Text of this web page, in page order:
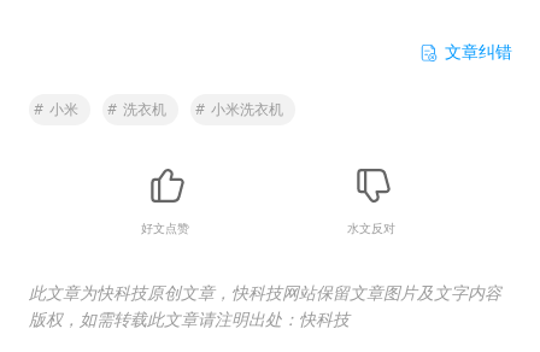
文章纠错
# 小米 # 洗衣机 # 小米洗衣机
好文点赞 水文反对
此文章为快科技原创文章，快科技网站保留文章图片及文字内容
版权，如需转载此文章请注明出处：快科技